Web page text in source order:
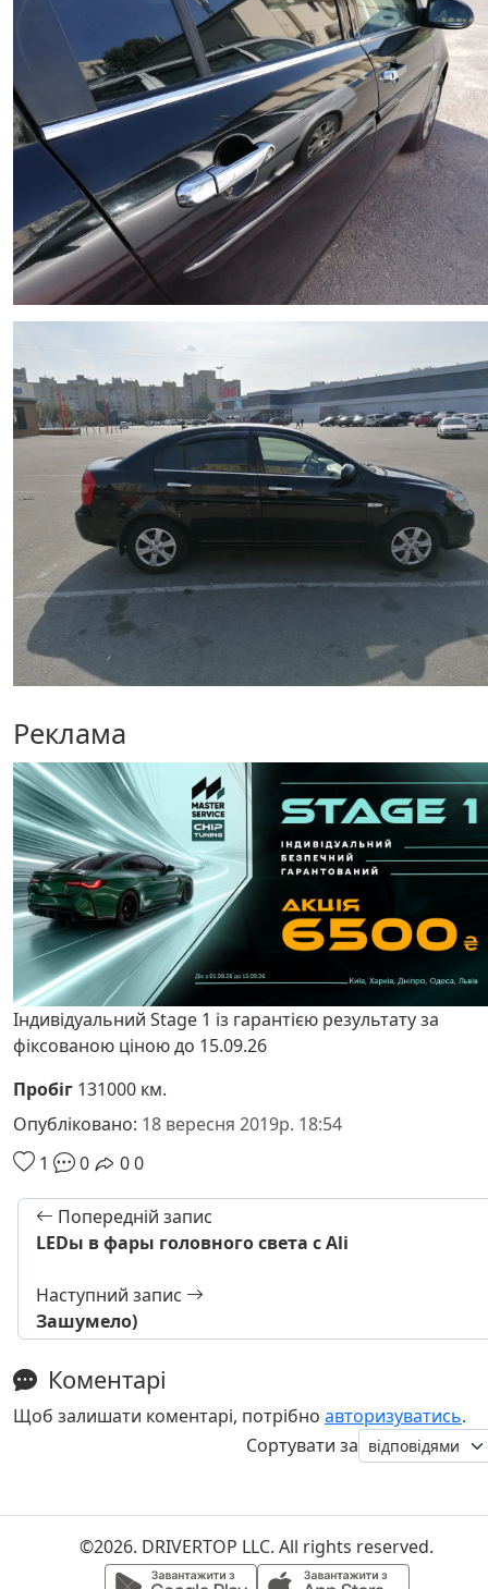
Реклама
Індивідуальний Stage 1 із гарантією результату за
фіксованою ціною до 15.09.26
Пробіг 131000 км.
Опубліковано: 18 вересня 2019р. 18:54
1
0 00
Попередній запис
LEDы в фары головного света с Ali
Наступний запис
Зашумело)
Коментарі
Щоб залишати коментарі, потрібно авторизуватись.
Сортувати за
©2026. DRIVERTOP LLC. All rights reserved.